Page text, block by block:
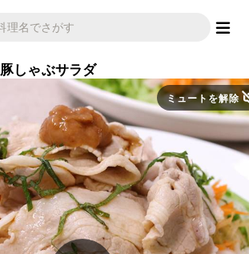
しゃぶサラダ
ミュートを解除